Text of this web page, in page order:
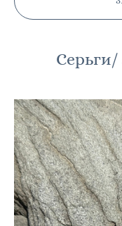
Серьги/